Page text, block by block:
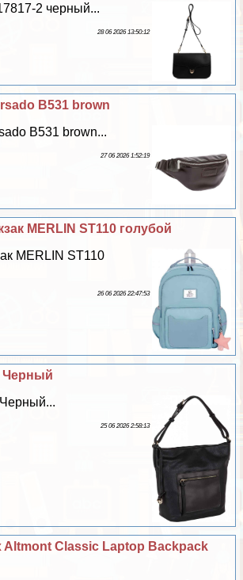
2 черный...
28 06 2026 13:50:12
B531 brown
B531 brown...
27 06 2026 1:52:19
MERLIN ST110 гoлyбой
MERLIN ST110
26 06 2026 22:47:53
Черный
25 06 2026 2:58:13
Altmont Classic Laptop Backpack